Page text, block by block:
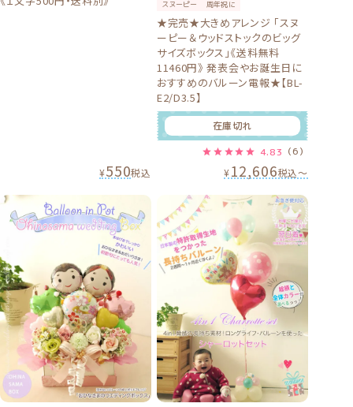
¥550税込
スヌーピー 周年祝に
★完売★大きめアレンジ 「スヌ
ーピー＆ウッドストックのビッグ
サイズボックス」《送料無料
11460円》 発表会やお誕生日に
おすすめのバルーン電報★【BL-
E2/D3.5】
在庫切れ
4.83 （6）
¥12,606税込〜